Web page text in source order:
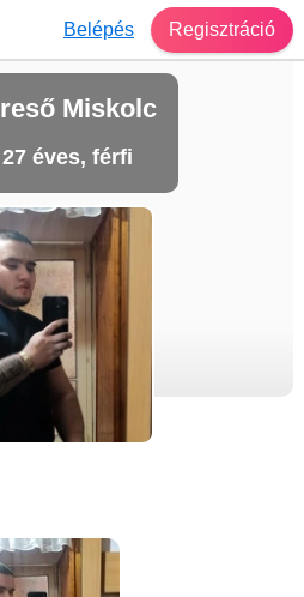
Belépés Regisztráció
Miskolc
éves, férfi